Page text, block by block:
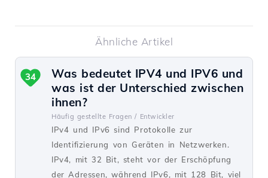
Ähnliche Artikel
Was bedeutet IPV4 und IPV6 und
was ist der Unterschied zwischen
ihnen?
Häufig gestellte Fragen / Entwickler
IPv4 und IPv6 sind Protokolle zur
Identifizierung von Geräten in Netzwerken.
IPv4, mit 32 Bit, steht vor der Erschöpfung
der Adressen, während IPv6, mit 128 Bit, viel
34